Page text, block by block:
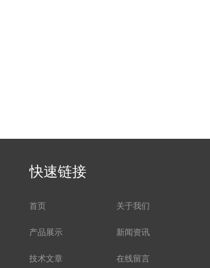
快速链接
首页 关于我们
产品展示 新闻资讯
技术文章 在线留言